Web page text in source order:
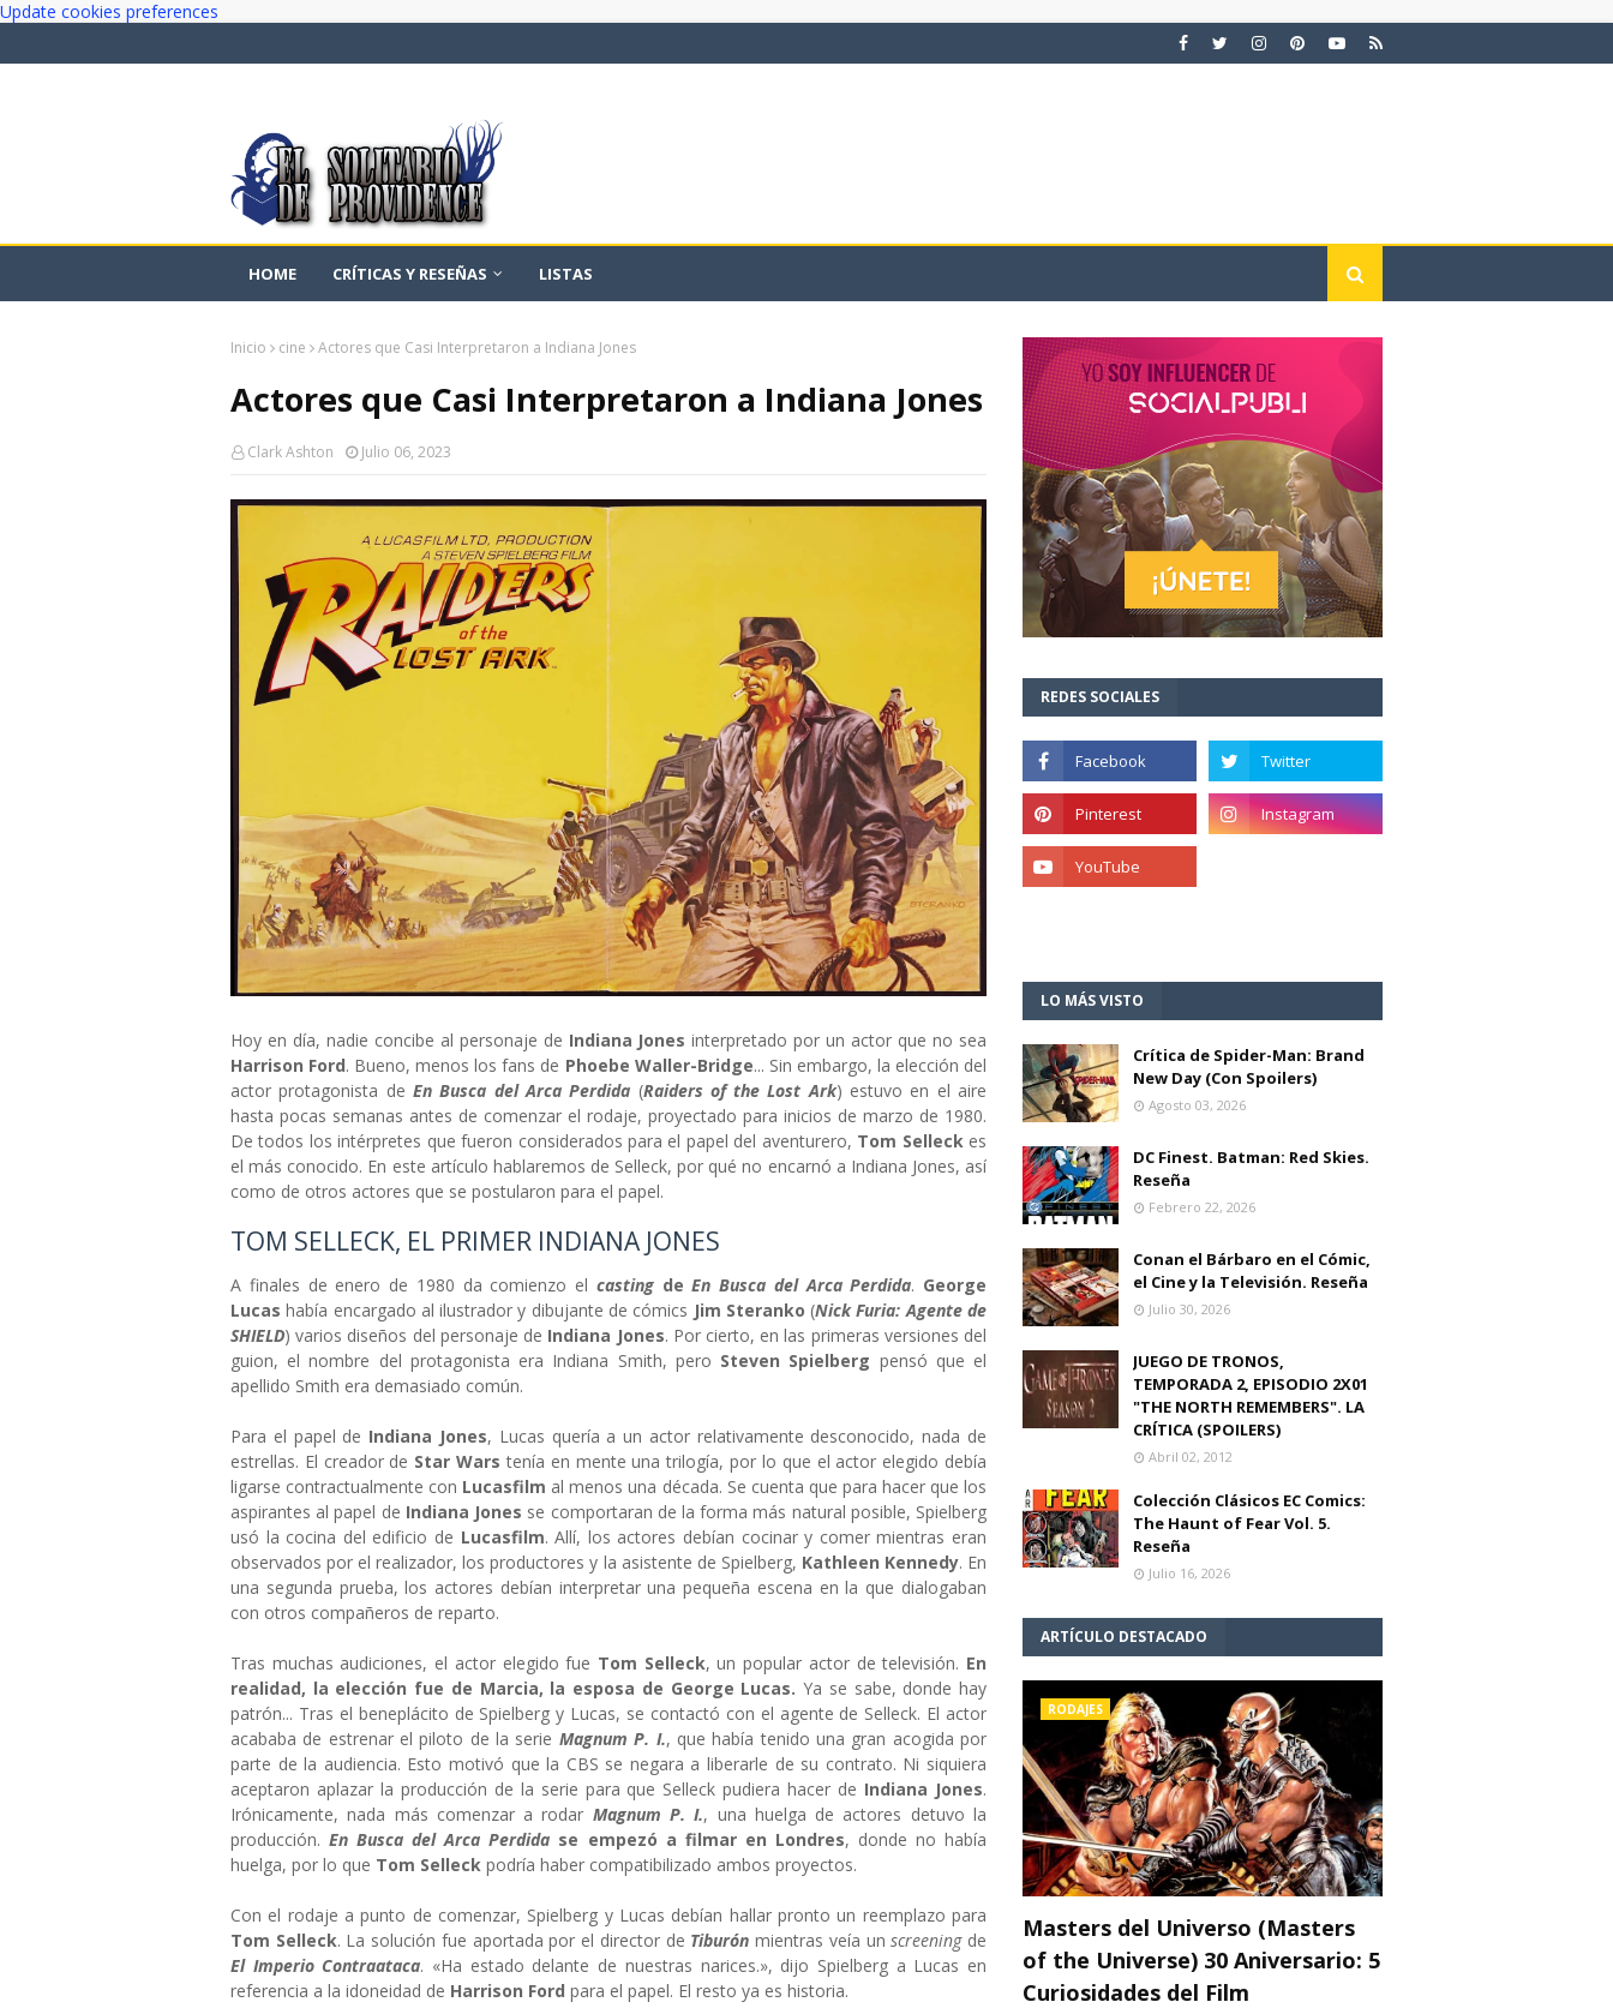
Update cookies preferences
HOME CRÍTICAS Y RESEÑAS LISTAS
Inicio cine Actores que Casi Interpretaron a Indiana Jones
Actores que Casi Interpretaron a Indiana Jones
Clark Ashton Julio 06, 2023
Hoy en día, nadie concibe al personaje de Indiana Jones interpretado por un actor que no sea
Harrison Ford. Bueno, menos los fans de Phoebe Waller-Bridge... Sin embargo, la elección del
actor protagonista de En Busca del Arca Perdida (Raiders of the Lost Ark) estuvo en el aire
hasta pocas semanas antes de comenzar el rodaje, proyectado para inicios de marzo de 1980.
De todos los intérpretes que fueron considerados para el papel del aventurero, Tom Selleck es
el más conocido. En este artículo hablaremos de Selleck, por qué no encarnó a Indiana Jones, así
como de otros actores que se postularon para el papel.
TOM SELLECK, EL PRIMER INDIANA JONES
A finales de enero de 1980 da comienzo el casting deEn Busca del Arca Perdida. George
Lucas había encargado al ilustrador y dibujante de cómics Jim Steranko (Nick Furia: Agente de
SHIELD) varios diseños del personaje de Indiana Jones. Por cierto, en las primeras versiones del
guion, el nombre del protagonista era Indiana Smith, pero Steven Spielberg pensó que el
apellido Smith era demasiado común.
Para el papel de Indiana Jones, Lucas quería a un actor relativamente desconocido, nada de
estrellas. El creador de Star Wars tenía en mente una trilogía, por lo que el actor elegido debía
ligarse contractualmente con Lucasfilm al menos una década. Se cuenta que para hacer que los
aspirantes al papel de Indiana Jones se comportaran de la forma más natural posible, Spielberg
usó la cocina del edificio de Lucasfilm. Allí, los actores debían cocinar y comer mientras eran
observados por el realizador, los productores y la asistente de Spielberg, Kathleen Kennedy. En
una segunda prueba, los actores debían interpretar una pequeña escena en la que dialogaban
con otros compañeros de reparto.
Tras muchas audiciones, el actor elegido fue Tom Selleck, un popular actor de televisión. En
realidad, la elección fue de Marcia, la esposa de George Lucas.Ya se sabe, donde hay
patrón... Tras el beneplácito de Spielberg y Lucas, se contactó con el agente de Selleck. El actor
acababa de estrenar el piloto de la serie Magnum P. I., que había tenido una gran acogida por
parte de la audiencia. Esto motivó que la CBS se negara a liberarle de su contrato. Ni siquiera
aceptaron aplazar la producción de la serie para que Selleck pudiera hacer de Indiana Jones.
Irónicamente, nada más comenzar a rodar Magnum P. I., una huelga de actores detuvo la
producción.En Busca del Arca Perdida se empezó a filmar en Londres, donde no había
huelga, por lo que Tom Selleck podría haber compatibilizado ambos proyectos.
Con el rodaje a punto de comenzar, Spielberg y Lucas debían hallar pronto un reemplazo para
Tom Selleck. La solución fue aportada por el director de Tiburónmientras veía unscreening de
El Imperio Contraataca. «Ha estado delante de nuestras narices.», dijo Spielberg a Lucas en
referencia a la idoneidad de Harrison Ford para el papel. El resto ya es historia.
REDES SOCIALES
LO MÁS VISTO
Crítica de Spider-Man: Brand
New Day (Con Spoilers)
Agosto 03, 2026
DC Finest. Batman: Red Skies.
Reseña
Febrero 22, 2026
Conan el Bárbaro en el Cómic,
el Cine y la Televisión. Reseña
Julio 30, 2026
JUEGO DE TRONOS,
TEMPORADA 2, EPISODIO 2X01
"THE NORTH REMEMBERS". LA
CRÍTICA (SPOILERS)
Abril 02, 2012
Colección Clásicos EC Comics:
The Haunt of Fear Vol. 5.
Reseña
Julio 16, 2026
ARTÍCULO DESTACADO
RODAJES
Masters del Universo (Masters
of the Universe) 30 Aniversario: 5
Curiosidades del Film